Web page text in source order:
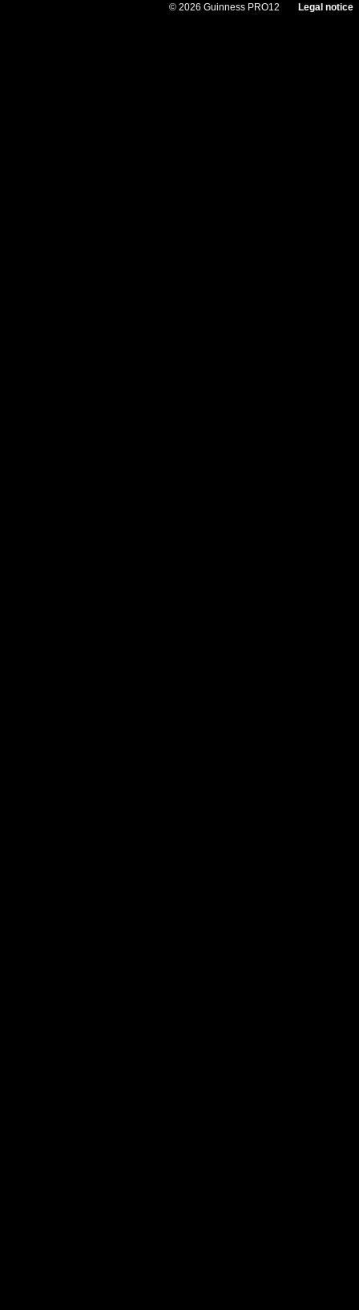
© 2026 Guinness PRO12 Legal notice